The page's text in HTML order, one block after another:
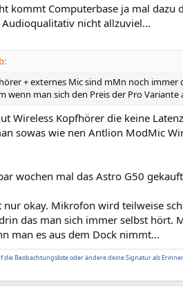
kommt Computerbase ja mal dazu
nicht allzuviel...
+ externes Mic sind mMn noch
wenn man sich den Preis der Pro Variante
Wireless Kopfhörer die keine
sowas wie nen Antlion ModMic
wochen mal das Astro G50
okay. Mikrofon wird teilweise
das man sich immer selbst hört.
man es aus dem Dock nimmt...
die Beobachtungsliste oder ändere deine Signatur als